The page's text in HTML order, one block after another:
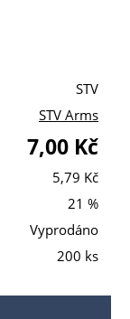
STV
STV Arms
7,00 Kč
5,79 Kč
21 %
Vyprodáno
200 ks